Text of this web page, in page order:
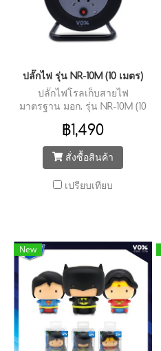
ปลั๊กไฟ รุ่น NR-10M (10 เมตร)
ปลั๊กไฟโรลเก็บสายไฟ
มาตรฐาน มอก. รุ่น NR-10M (10
฿1,490
สั่งซื้อสินค้า
เปรียบเทียบ
New